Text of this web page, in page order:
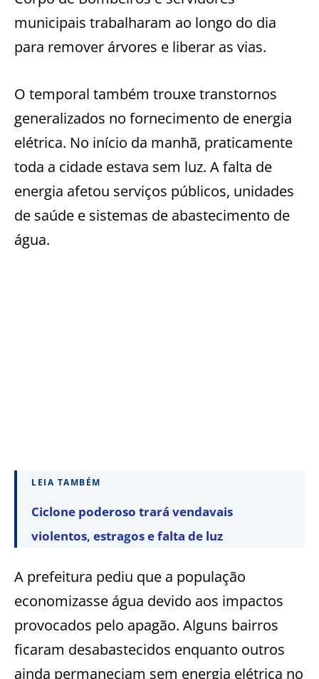
municipais trabalharam ao longo do dia
para remover árvores e liberar as vias.
O temporal também trouxe transtornos
generalizados no fornecimento de energia
elétrica. No início da manhã, praticamente
toda a cidade estava sem luz. A falta de
energia afetou serviços públicos, unidades
de saúde e sistemas de abastecimento de
água.
LEIA TAMBÉM
Ciclone poderoso trará vendavais
violentos, estragos e falta de luz
A prefeitura pediu que a população
economizasse água devido aos impactos
provocados pelo apagão. Alguns bairros
ficaram desabastecidos enquanto outros
ainda permaneciam sem energia elétrica no